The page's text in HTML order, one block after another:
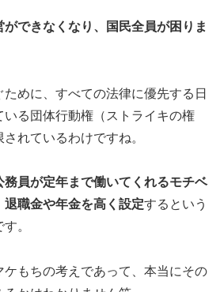
できなくなり、国民全員が困りま
めに、すべての法律に優先する日
る団体行動権（ストライキの権
れているわけですね。
務員が定年まで働いてくれるモチベ
職金や年金を高く設定するという
。
ケもちの考えであって、本当にその